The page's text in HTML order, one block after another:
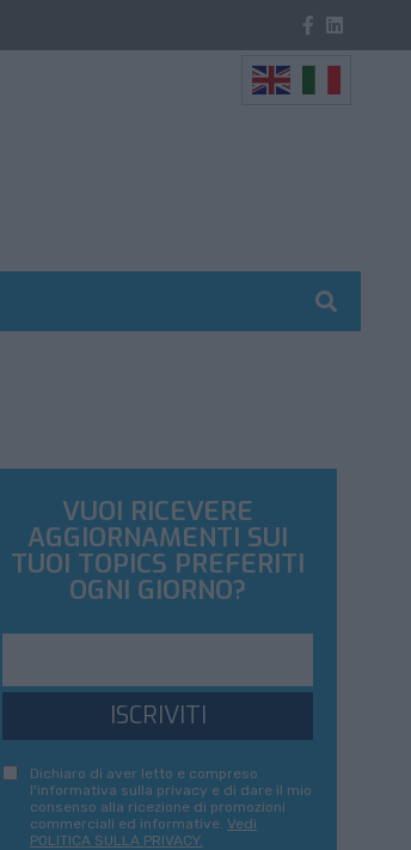
VUOI RICEVERE
AGGIORNAMENTI SUI
TUOI TOPICS PREFERITI
OGNI GIORNO?
ISCRIVITI
Dichiaro di aver letto e compreso
l'informativa sulla privacy e di dare il mio
consenso alla ricezione di promozioni
commerciali ed informative. Vedi
POLITICA SULLA PRIVACY.